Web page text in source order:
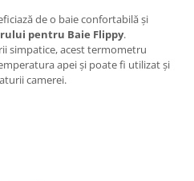
de o baie confortabilă și
pentru Baie Flippy.
simpatice, acest termometru
apei și poate fi utilizat și
camerei.